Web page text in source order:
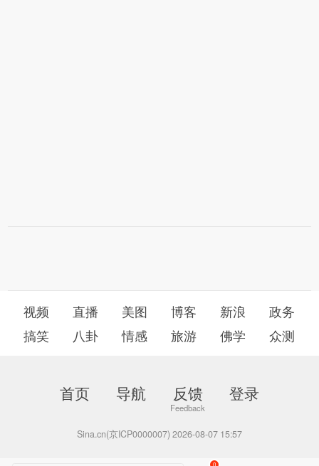
视频 直播 美图 博客 新浪
政务
搞笑
八卦 情感 旅游 佛学 众测
首页 导航 反馈 登录
Sina.cn(京ICP0000007) 2026-08-07 15:57